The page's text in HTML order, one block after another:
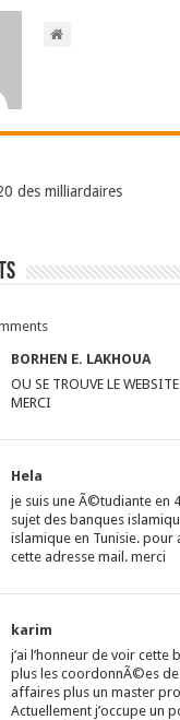
des milliardaires
BORHEN E. LAKHOUA
OU SE TROUVE LE
MERCI
Hela
je suis une Ã©tudiante en
sujet des banques
islamique en Tunisie.
cette adresse mail. merci
karim
j’ai l’honneur de voir cette
plus les coordonnÃ©es de
affaires plus un master
Actuellement j’occupe un